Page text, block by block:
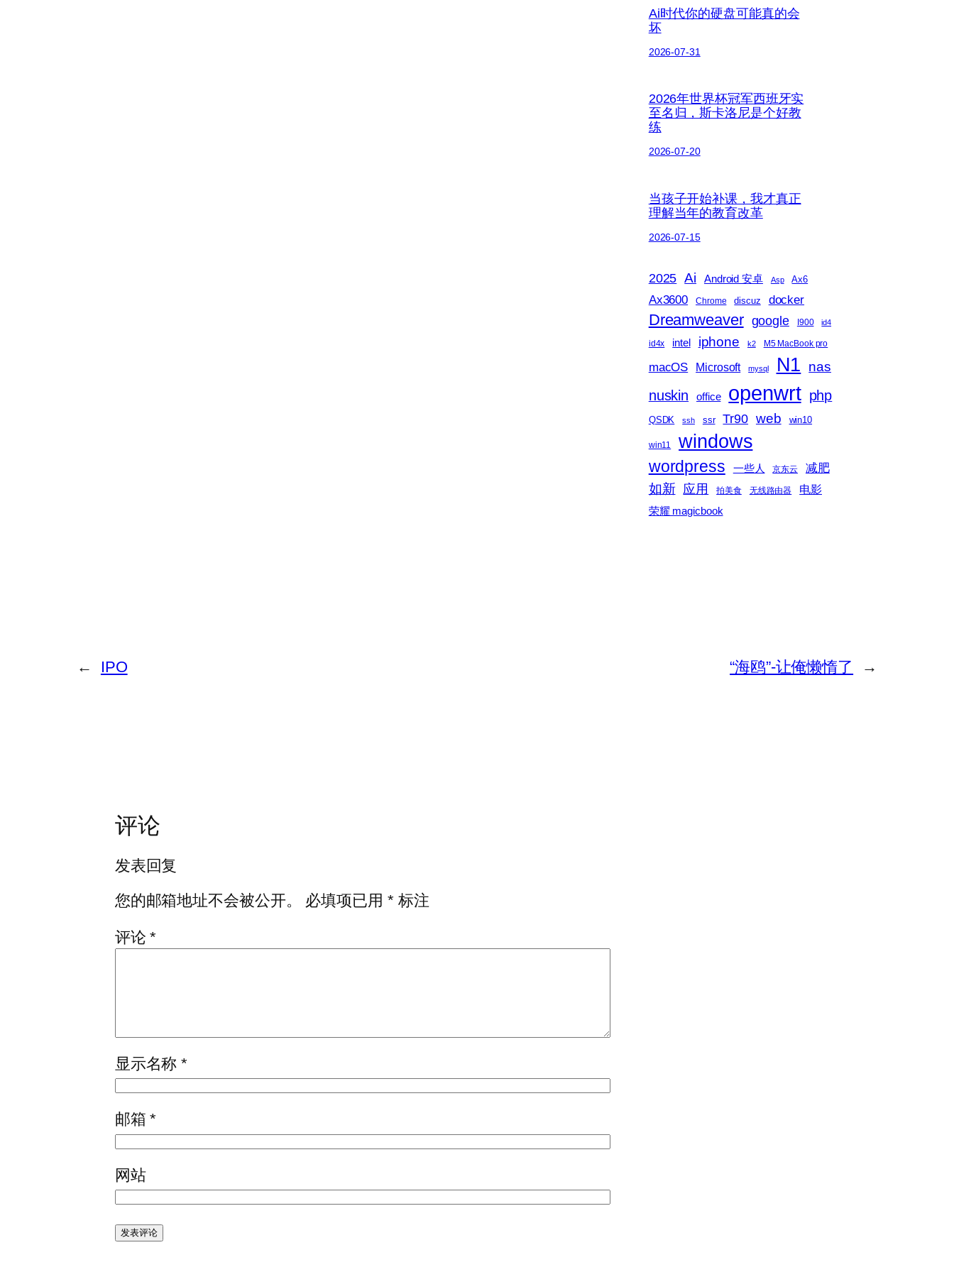
Ai时代你的硬盘可能真的会
坏
2026-07-31
2026年世界杯冠军西班牙实
至名归，斯卡洛尼是个好教
练
2026-07-20
当孩子开始补课，我才真正
理解当年的教育改革
2026-07-15
2025 Ai Android 安卓 Asp Ax6
Ax3600 Chrome discuz docker
Dreamweaver google I900 id4
id4x intel iphone k2 M5 MacBook pro
macOS Microsoft mysql N1 nas
nuskin
office openwrt php
QSDK ssh ssr Tr90 web win10
win11 windows
wordpress 一些人 京东云 减肥
如新 应用 拍美食 无线路由器 电影
荣耀 magicbook
← IPO “海鸥”-让俺懒惰了 →
评论
发表回复
您的邮箱地址不会被公开。
必填项已用 * 标注
评论*
显示名称*
邮箱*
网站